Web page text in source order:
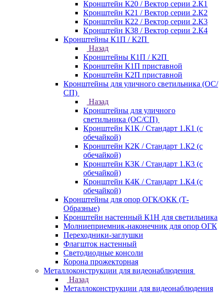
Кронштейн К20 / Вектор серии 2.К1
Кронштейн К21 / Вектор серии 2.К2
Кронштейн К22 / Вектор серии 2.К3
Кронштейн К38 / Вектор серии 2.К4
Кронштейны К1П / К2П
Назад
Кронштейны К1П / К2П
Кронштейн К1П приставной
Кронштейн К2П приставной
Кронштейны для уличного светильника (ОС/
СП)
Назад
Кронштейны для уличного
светильника (ОС/СП)
Кронштейн К1К / Стандарт 1.К1 (с
обечайкой)
Кронштейн К2К / Стандарт 1.К2 (с
обечайкой)
Кронштейн К3К / Стандарт 1.К3 (с
обечайкой)
Кронштейн К4К / Стандарт 1.К4 (с
обечайкой)
Кронштейны для опор ОГК/ОКК (Т-
Образные)
Кронштейн настенный К1Н для светильника
Молниеприемник-наконечник для опор ОГК
Переходники-заглушки
Флагшток настенный
Светодиодные консоли
Корона прожекторная
Металлоконструкции для видеонаблюдения
Назад
Металлоконструкции для видеонаблюдения